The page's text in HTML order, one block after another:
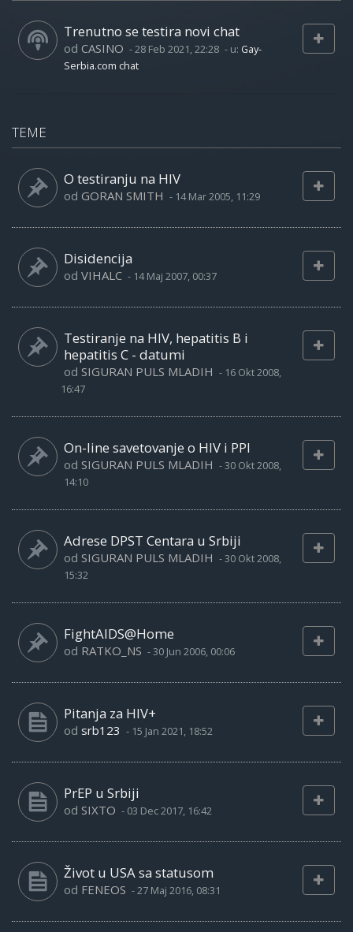
Trenutno se testira novi chat
od CASINO -28 Feb 2021, 22:28 - u: Gay-
Serbia.com chat
TEME
O testiranju na HIV
od GORAN SMITH - 14 Mar 2005, 11:29
Disidencija
od VIHALC - 14 Maj 2007, 00:37
Testiranje na HIV, hepatitis B i
hepatitis C - datumi
od SIGURAN PULS MLADIH - 16 Okt 2008,
16:47
On-line savetovanje o HIV i PPI
od SIGURAN PULS MLADIH -30 Okt 2008,
14:10
Adrese DPST Centara u Srbiji
od SIGURAN PULS MLADIH -30 Okt 2008,
15:32
FightAIDS@Home
od RATKO_NS -30 Jun 2006, 00:06
Pitanja za HIV+
od srb123 - 15 Jan 2021, 18:52
PrEP u Srbiji
od SIXTO - 03 Dec 2017, 16:42
Život u USA sa statusom
od FENEOS -27 Maj 2016, 08:31